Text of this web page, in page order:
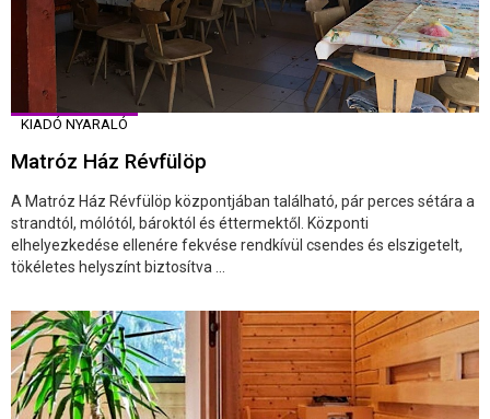
KIADÓ NYARALÓ
Matróz Ház Révfülöp
A Matróz Ház Révfülöp központjában található, pár perces sétára a
strandtól, mólótól, bároktól és éttermektől. Központi
elhelyezkedése ellenére fekvése rendkívül csendes és elszigetelt,
tökéletes helyszínt biztosítva ...